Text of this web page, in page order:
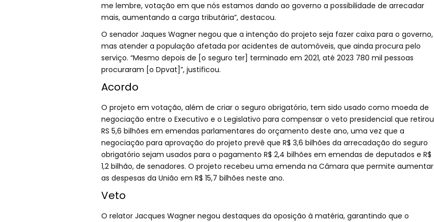
me lembre, votação em que nós estamos dando ao governo a possibilidade de arrecadar
mais, aumentando a carga tributária”, destacou.
O senador Jaques Wagner negou que a intenção do projeto seja fazer caixa para o governo,
mas atender a população afetada por acidentes de automóveis, que ainda procura pelo
serviço. “Mesmo depois de [o seguro ter] terminado em 2021, até 2023 780 mil pessoas
procuraram [o Dpvat]”, justificou.
Acordo
O projeto em votação, além de criar o seguro obrigatório, tem sido usado como moeda de
negociação entre o Executivo e o Legislativo para compensar o veto presidencial que retirou
RS 5,6 bilhões em emendas parlamentares do orçamento deste ano, uma vez que a
negociação para aprovação do projeto prevê que R$ 3,6 bilhões da arrecadação do seguro
obrigatório sejam usados para o pagamento R$ 2,4 bilhões em emendas de deputados e R$
1,2 bilhão, de senadores. O projeto recebeu uma emenda na Câmara que permite aumentar
as despesas da União em R$ 15,7 bilhões neste ano.
Veto
O relator Jacques Wagner negou destaques da oposição à matéria, garantindo que o